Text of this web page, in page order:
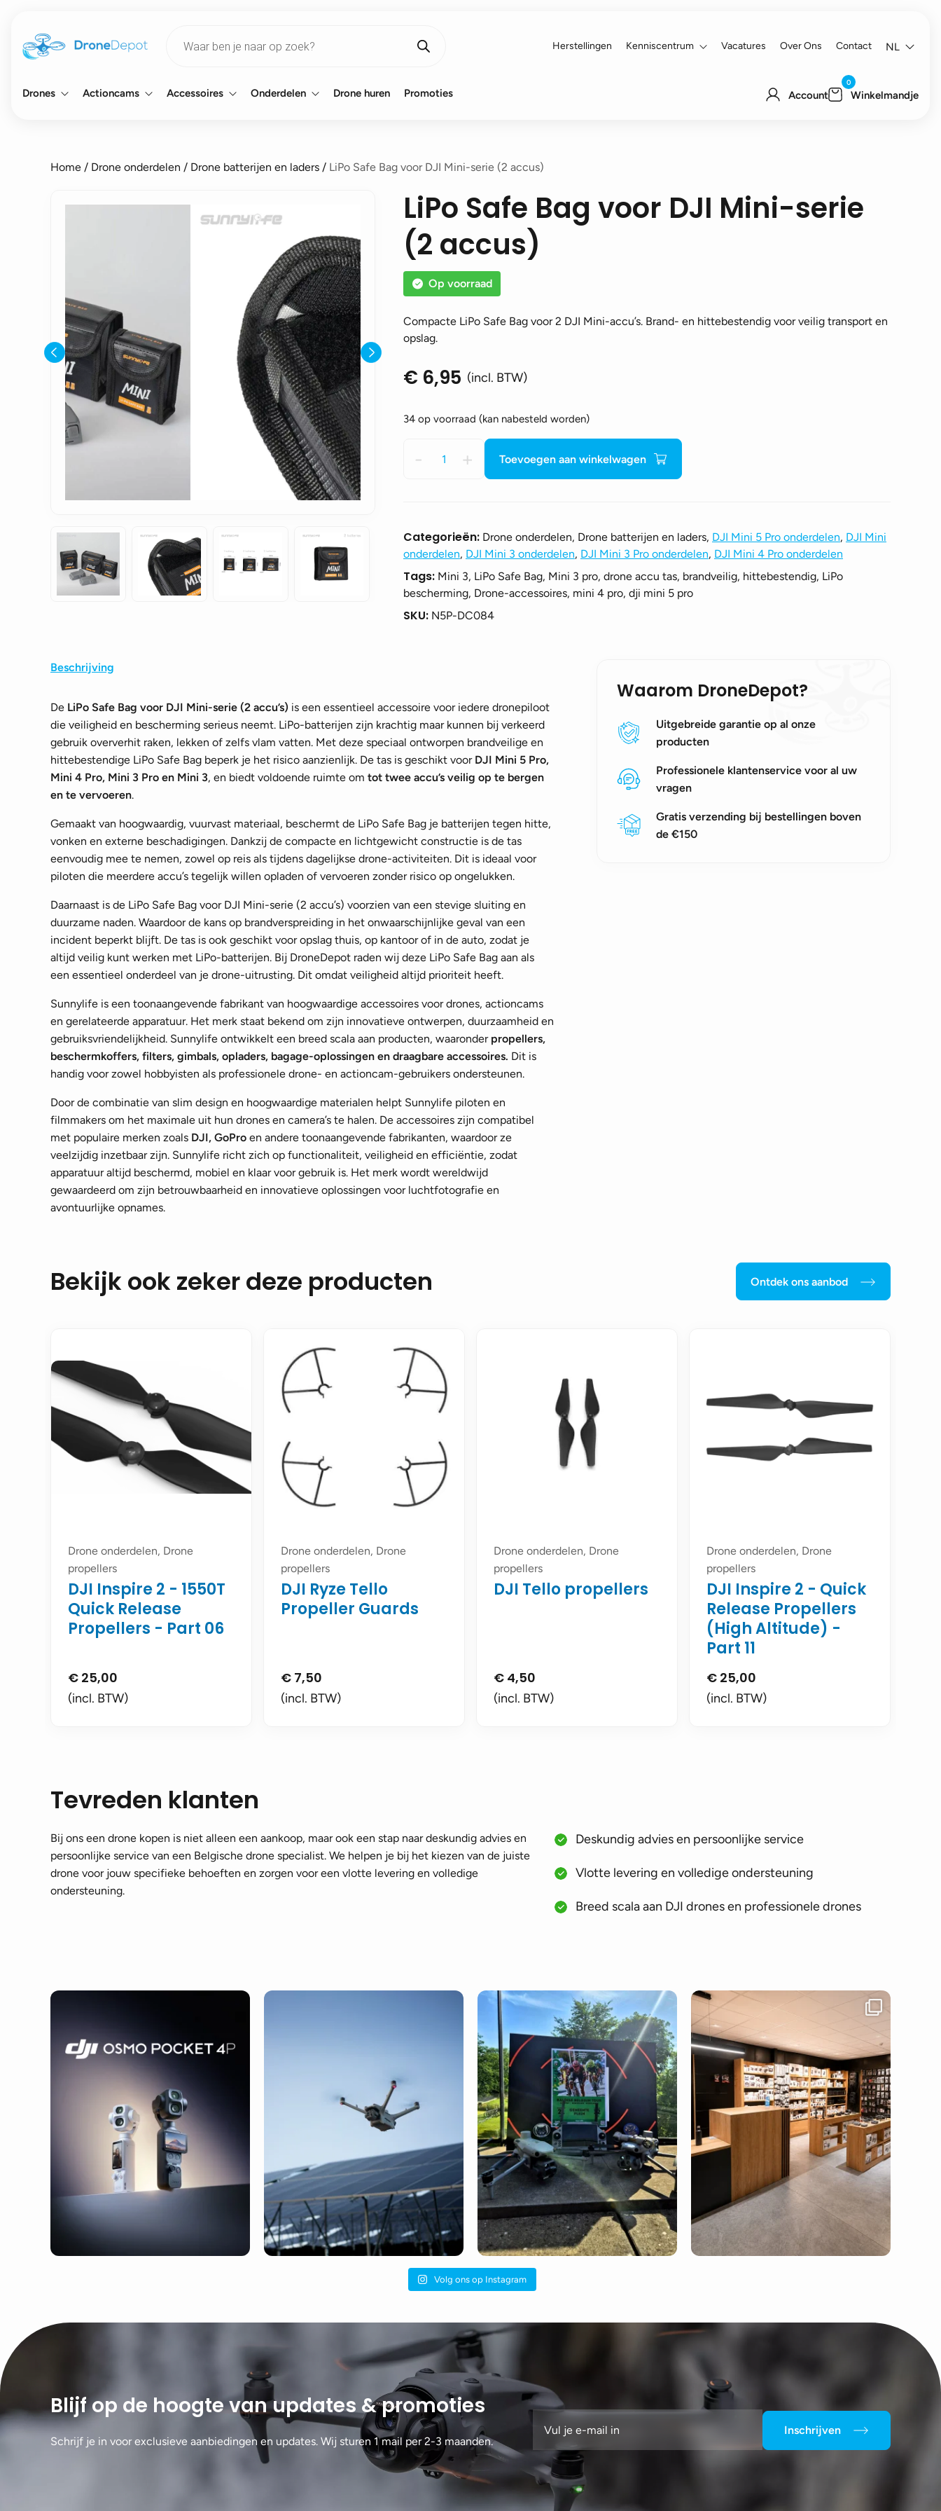
search
Herstellingen Kenniscentrum Vacatures Over Ons Contact NL
Drones Actioncams Accessoires Onderdelen Drone huren Promoties Account
0
Winkelmandje
Home / Drone onderdelen / Drone batterijen en laders / LiPo Safe Bag voor DJI Mini-serie (2 accus)
LiPo Safe Bag voor DJI Mini-serie
(2 accus)
Op voorraad
Compacte LiPo Safe Bag voor 2 DJI Mini-accu’s. Brand- en hittebestendig voor veilig transport en
opslag.
€ 6,95 (incl. BTW)
34 op voorraad (kan nabesteld worden)
-
Safe
Mini-
serie
(2
accus)
aantal
+ Toevoegen aan winkelwagen
Categorieën: Drone onderdelen, Drone batterijen en laders, DJI Mini 5 Pro onderdelen, DJI Mini
onderdelen, DJI Mini 3 onderdelen, DJI Mini 3 Pro onderdelen, DJI Mini 4 Pro onderdelen
Tags: Mini 3, LiPo Safe Bag, Mini 3 pro, drone accu tas, brandveilig, hittebestendig, LiPo
bescherming, Drone-accessoires, mini 4 pro, dji mini 5 pro
SKU: N5P-DC084
Beschrijving
De LiPo Safe Bag voor DJI Mini-serie (2 accu’s) is een essentieel accessoire voor iedere dronepiloot
die veiligheid en bescherming serieus neemt. LiPo-batterijen zijn krachtig maar kunnen bij verkeerd
gebruik oververhit raken, lekken of zelfs vlam vatten. Met deze speciaal ontworpen brandveilige en
hittebestendige LiPo Safe Bag beperk je het risico aanzienlijk. De tas is geschikt voor DJI Mini 5 Pro,
Mini 4 Pro, Mini 3 Pro en Mini 3, en biedt voldoende ruimte om tot twee accu’s veilig op te bergen
en te vervoeren.
Gemaakt van hoogwaardig, vuurvast materiaal, beschermt de LiPo Safe Bag je batterijen tegen hitte,
vonken en externe beschadigingen. Dankzij de compacte en lichtgewicht constructie is de tas
eenvoudig mee te nemen, zowel op reis als tijdens dagelijkse drone-activiteiten. Dit is ideaal voor
piloten die meerdere accu’s tegelijk willen opladen of vervoeren zonder risico op ongelukken.
Daarnaast is de LiPo Safe Bag voor DJI Mini-serie (2 accu’s) voorzien van een stevige sluiting en
duurzame naden. Waardoor de kans op brandverspreiding in het onwaarschijnlijke geval van een
incident beperkt blijft. De tas is ook geschikt voor opslag thuis, op kantoor of in de auto, zodat je
altijd veilig kunt werken met LiPo-batterijen. Bij DroneDepot raden wij deze LiPo Safe Bag aan als
een essentieel onderdeel van je drone-uitrusting. Dit omdat veiligheid altijd prioriteit heeft.
Sunnylife is een toonaangevende fabrikant van hoogwaardige accessoires voor drones, actioncams
en gerelateerde apparatuur. Het merk staat bekend om zijn innovatieve ontwerpen, duurzaamheid en
gebruiksvriendelijkheid. Sunnylife ontwikkelt een breed scala aan producten, waaronder propellers,
beschermkoffers, filters, gimbals, opladers, bagage-oplossingen en draagbare accessoires. Dit is
handig voor zowel hobbyisten als professionele drone- en actioncam-gebruikers ondersteunen.
Door de combinatie van slim design en hoogwaardige materialen helpt Sunnylife piloten en
filmmakers om het maximale uit hun drones en camera’s te halen. De accessoires zijn compatibel
met populaire merken zoals DJI, GoPro en andere toonaangevende fabrikanten, waardoor ze
veelzijdig inzetbaar zijn. Sunnylife richt zich op functionaliteit, veiligheid en efficiëntie, zodat
apparatuur altijd beschermd, mobiel en klaar voor gebruik is. Het merk wordt wereldwijd
gewaardeerd om zijn betrouwbaarheid en innovatieve oplossingen voor luchtfotografie en
avontuurlijke opnames.
Waarom DroneDepot?
Uitgebreide garantie op al onze
producten
Professionele klantenservice voor al uw
vragen
Gratis verzending bij bestellingen boven
de €150
Bekijk ook zeker deze producten Ontdek ons aanbod
Drone onderdelen, Drone
propellers
DJI Inspire 2 - 1550T
Quick Release
Propellers - Part 06
€ 25,00
(incl. BTW)
Drone onderdelen, Drone
propellers
DJI Ryze Tello
Propeller Guards
€ 7,50
(incl. BTW)
Drone onderdelen, Drone
propellers
DJI Tello propellers
€ 4,50
(incl. BTW)
Drone onderdelen, Drone
propellers
DJI Inspire 2 - Quick
Release Propellers
(High Altitude) -
Part 11
€ 25,00
(incl. BTW)
Tevreden klanten
Bij ons een drone kopen is niet alleen een aankoop, maar ook een stap naar deskundig advies en
persoonlijke service van een Belgische drone specialist. We helpen je bij het kiezen van de juiste
drone voor jouw specifieke behoeften en zorgen voor een vlotte levering en volledige
ondersteuning.
Deskundig advies en persoonlijke service
Vlotte levering en volledige ondersteuning
Breed scala aan DJI drones en professionele drones
Volg ons op Instagram
Blijf op de hoogte van updates & promoties
Schrijf je in voor exclusieve aanbiedingen en updates. Wij sturen 1 mail per 2-3 maanden.
Inschrijven